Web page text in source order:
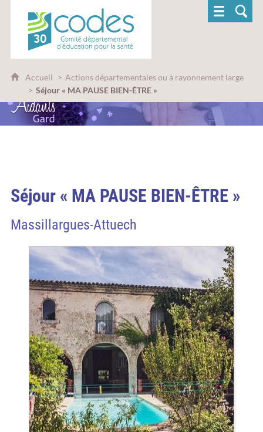
CoDES 30 - Comité départemental
Accueil
Actions départementales ou à rayonnement large
Séjour « MA PAUSE BIEN-ÊTRE »
Séjour « MA PAUSE BIEN-ÊTRE »
Massillargues-Attuech